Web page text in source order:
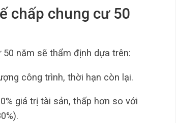
chấp chung cư 50
năm sẽ thẩm định dựa trên:
công trình, thời hạn còn lại.
giá trị tài sản, thấp hơn so với